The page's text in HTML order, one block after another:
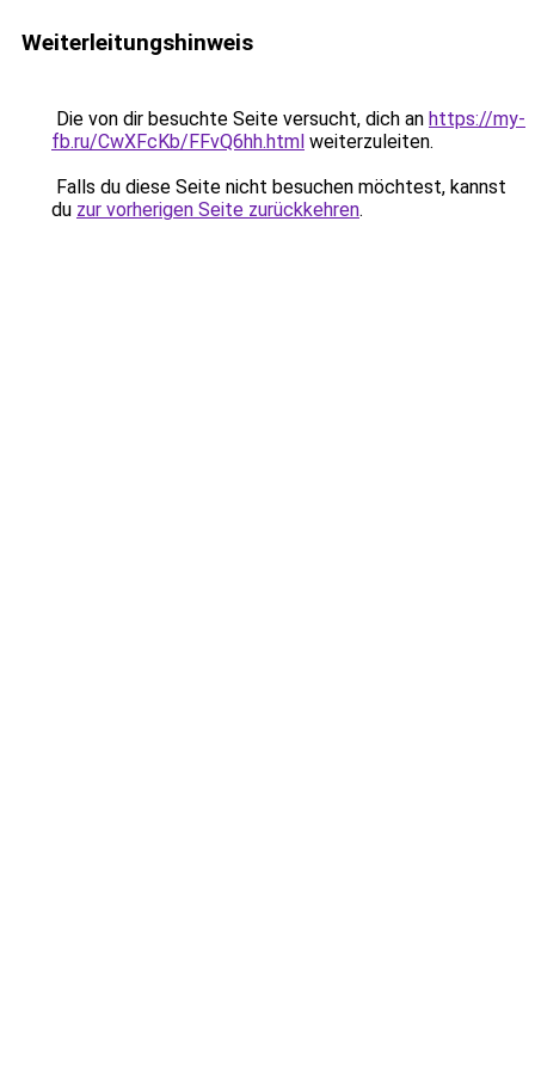
Weiterleitungshinweis
Die von dir besuchte Seite versucht, dich an https://my-
fb.ru/CwXFcKb/FFvQ6hh.html weiterzuleiten.
Falls du diese Seite nicht besuchen möchtest, kannst
du zur vorherigen Seite zurückkehren.